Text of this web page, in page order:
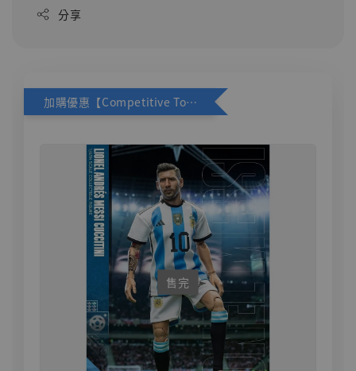
分享
加購優惠【Competitive Toys 梅西 [CM001]】
售完